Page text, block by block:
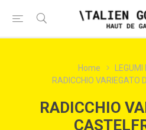
Home
LEGUMI
RADICCHIO VARIEGATO
RADICCHIO